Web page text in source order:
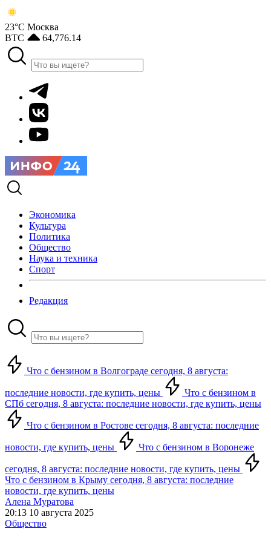
23°С Москва
BTC
64,776.14
Экономика
Культура
Политика
Общество
Наука и техника
Спорт
Редакция
Что с бензином в Волгограде сегодня, 8 августа:
последние новости, где купить, цены
Что с бензином в
СПб сегодня, 8 августа: последние новости, где купить, цены
Что с бензином в Ростове сегодня, 8 августа: последние
новости, где купить, цены Что с бензином в Воронеже
сегодня, 8 августа: последние новости, где купить, цены
Что с бензином в Крыму сегодня, 8 августа: последние
новости, где купить, цены
Алена Муратова
20:13 10 августа 2025
Общество